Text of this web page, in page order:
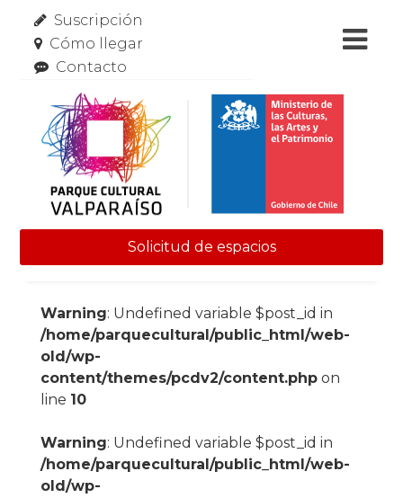
Suscripción
Cómo llegar
Contacto
Solicitud de espacios
Warning: Undefined variable $post_id in
/home/parquecultural/public_html/web-
old/wp-
content/themes/pcdv2/content.phpon
line 10
Warning: Undefined variable $post_id in
/home/parquecultural/public_html/web-
old/wp-